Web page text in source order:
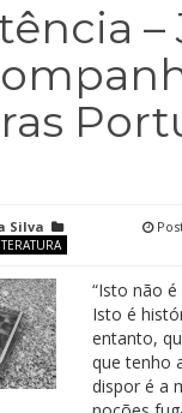
–
Silva
“Isto não
Isto é
entanto,
que tenho
dispor é a